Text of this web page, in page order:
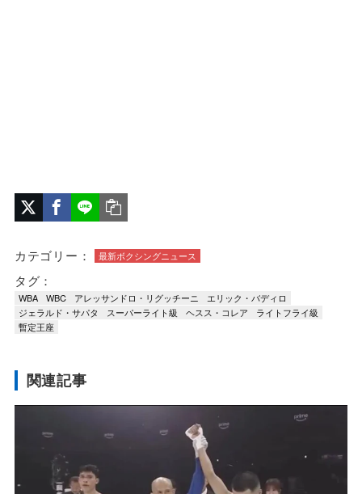
カテゴリー： 最新ボクシングニュース
タグ：
WBA WBC アレッサンドロ・リグッチーニ
エリック・バディロ
ジェラルド・サパタ
スーパーライト級 ヘスス・コレア
ライトフライ級
暫定王座
関連記事